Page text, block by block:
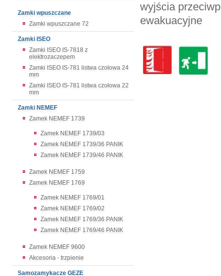
Zamki wpuszczane
Zamki wpuszczane 72
Zamki ISEO
Zamki ISEO IS-7818 z
elektrozaczepem
Zamki ISEO IS-781 listwa czołowa 24
mm
Zamki ISEO IS-781 listwa czołowa 22
mm
Zamki NEMEF
Zamek NEMEF 1739
Zamek NEMEF 1739/03
Zamek NEMEF 1739/36 PANIK
Zamek NEMEF 1739/46 PANIK
Zamek NEMEF 1759
Zamek NEMEF 1769
Zamek NEMEF 1769/01
Zamek NEMEF 1769/02
Zamek NEMEF 1769/36 PANIK
Zamek NEMEF 1769/46 PANIK
Zamek NEMEF 9600
Akcesoria - trzpienie
Samozamykacze GEZE
wyjścia
ewakuacyjne